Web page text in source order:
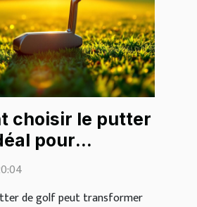
choisir le putter
pour
votre jeu ?
de golf peut transformer